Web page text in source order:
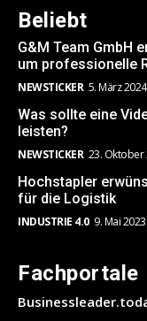
Beliebt
G&M Team GmbH
um professionelle
NEWSTICKER 5. März 2024
Was sollte eine
leisten?
NEWSTICKER 23. Oktober
Hochstapler
für die Logistik
INDUSTRIE 4.0 9. Mai 2023
Fachportale